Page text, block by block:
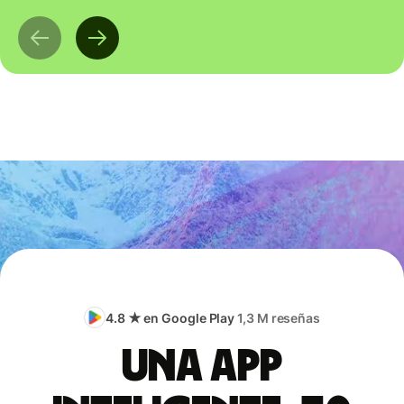
4.8 ★ en Google Play1,3 M reseñas
Una app